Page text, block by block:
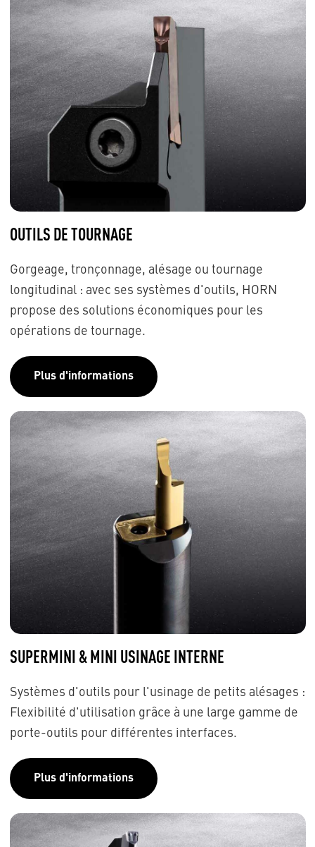
OUTILS DE TOURNAGE
Gorgeage, tronçonnage, alésage ou tournage
longitudinal : avec ses systèmes d'outils, HORN
propose des solutions économiques pour les
opérations de tournage.
Plus d'informations
SUPERMINI & MINI USINAGE INTERNE
Systèmes d'outils pour l'usinage de petits alésages :
Flexibilité d'utilisation grâce à une large gamme de
porte-outils pour différentes interfaces.
Plus d'informations